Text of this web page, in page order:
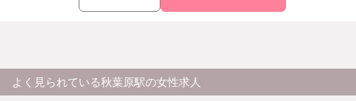
よく見られている秋葉原駅の女性求人